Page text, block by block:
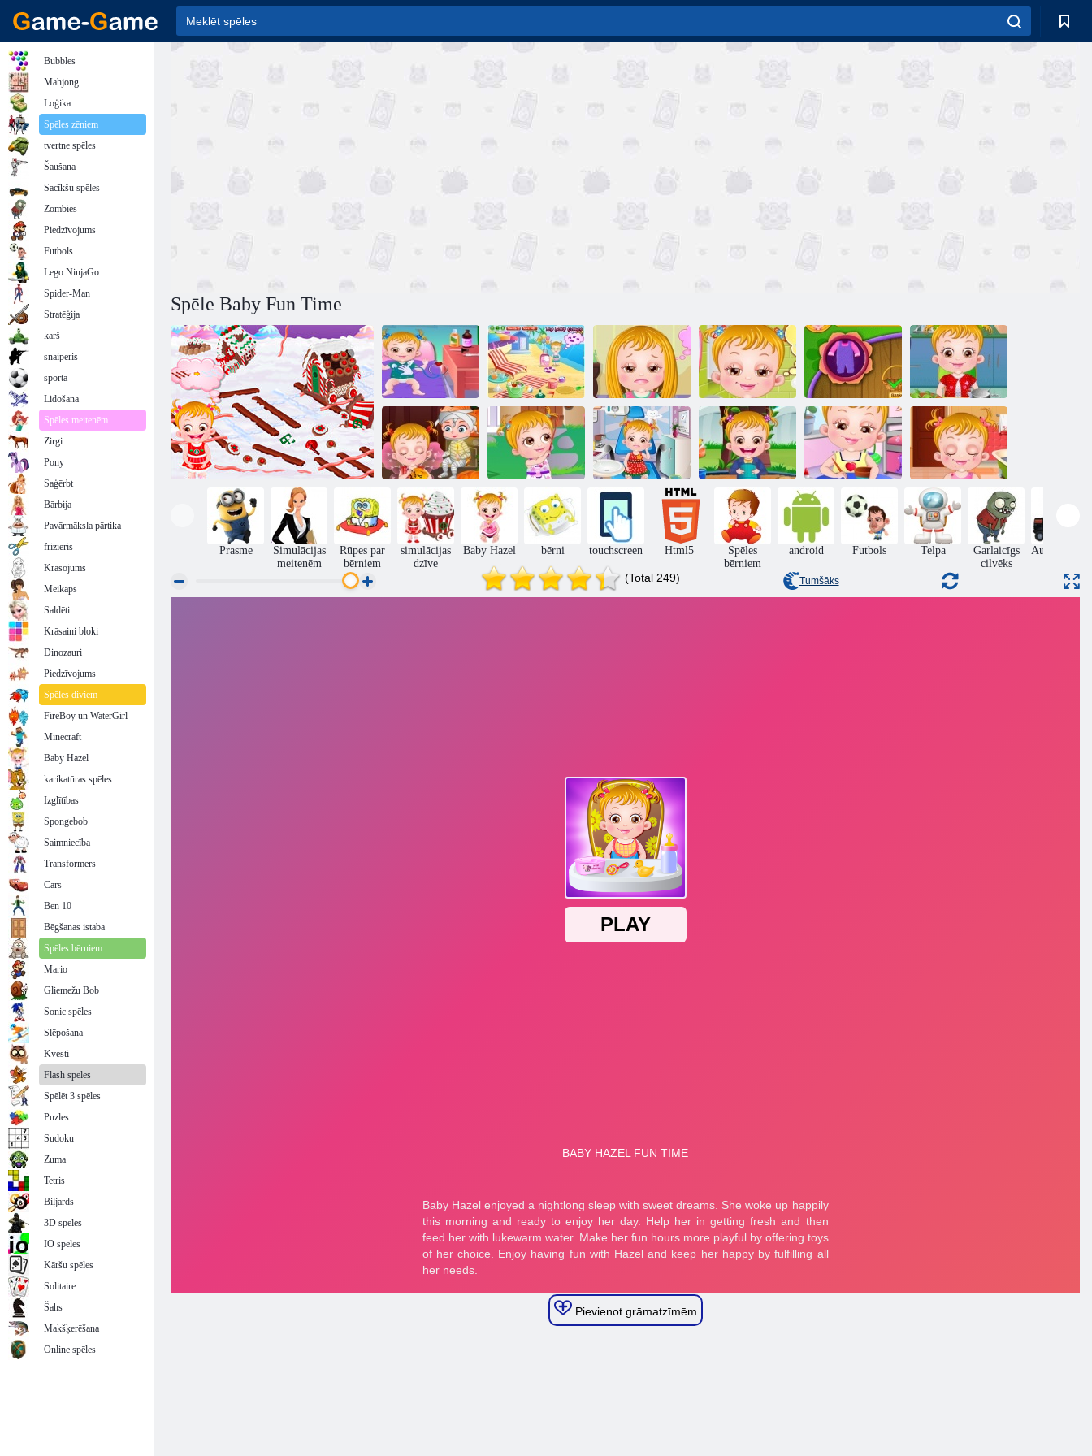
Spēle Baby Fun Time
Baby Hazel
kļūst slims
Bērnu lazda
pludmalē
Baby Hazel
Matu kopšana
Baby Hazel
Gulta laiks
Baby lazda
dārzkopība laiks
Baby Hazel
Kuņģis Care
Baby Hazel
Helovīna ballīte
Baby Hazel
Sētas puse
Baby Hazel
Zobārstniecība
Baby Hazel
higiēna Care
Baby Hazel
Craft laiks
Baby Hazel
Ādas problēmas
Prasme
Simulācijas
meitenēm
Rūpes par
bērniem
simulācijas
dzīve
Baby Hazel bērni touchscreen Html5
Spēles
bērniem
android Futbols Telpa
Garlaicīgs
cilvēks
(Total 249) Tumšāks
Pievienot grāmatzīmēm
Bubbles
Mahjong
Loģika
Spēles zēniem
tvertne spēles
Šaušana
Sacīkšu spēles
Zombies
Piedzīvojums
Futbols
Lego NinjaGo
Spider-Man
Stratēģija
karš
snaiperis
sporta
Lidošana
Spēles meitenēm
Zirgi
Pony
Saģērbt
Bārbija
Pavārmāksla pārtika
frizieris
Krāsojums
Meikaps
Saldēti
Krāsaini bloki
Dinozauri
Piedzīvojums
Spēles diviem
FireBoy un WaterGirl
Minecraft
Baby Hazel
karikatūras spēles
Izglītības
Spongebob
Saimniecība
Transformers
Cars
Ben 10
Bēgšanas istaba
Spēles bērniem
Mario
Gliemežu Bob
Sonic spēles
Slēpošana
Kvesti
Flash spēles
Spēlēt 3 spēles
Puzles
Sudoku
Zuma
Tetris
Biljards
3D spēles
IO spēles
Kāršu spēles
Solitaire
Šahs
Makšķerēšana
Online spēles